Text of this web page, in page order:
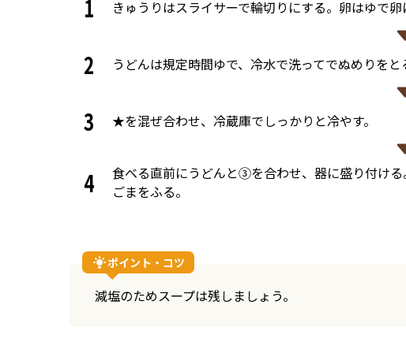
1 きゅうりはスライサーで輪切りにする。卵はゆで卵
2 うどんは規定時間ゆで、冷水で洗ってでぬめりをと
3 ★を混ぜ合わせ、冷蔵庫でしっかりと冷やす。
4
食べる直前にうどんと③を合わせ、器に盛り付け
ごまをふる。
ポイント・コツ
減塩のためスープは残しましょう。